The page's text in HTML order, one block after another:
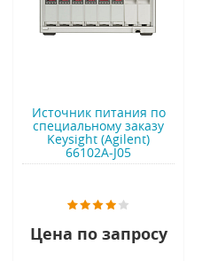
Источник питания по
специальному заказу
Keysight (Agilent)
66102A-J05
Цена по запросу